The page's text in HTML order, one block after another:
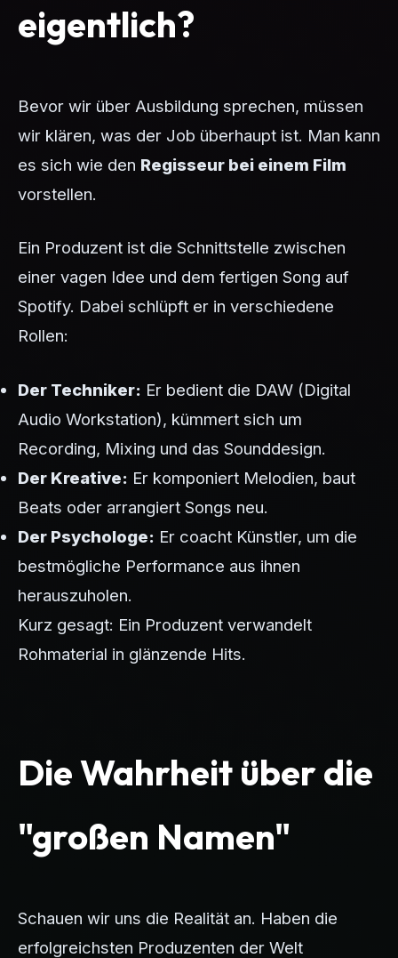
eigentlich?
Bevor wir über Ausbildung sprechen, müssen
wir klären, was der Job überhaupt ist. Man kann
es sich wie den Regisseur bei einem Film
vorstellen.
Ein Produzent ist die Schnittstelle zwischen
einer vagen Idee und dem fertigen Song auf
Spotify. Dabei schlüpft er in verschiedene
Rollen:
Der Techniker: Er bedient die DAW (Digital
Audio Workstation), kümmert sich um
Recording, Mixing und das Sounddesign.
Der Kreative: Er komponiert Melodien, baut
Beats oder arrangiert Songs neu.
Der Psychologe: Er coacht Künstler, um die
bestmögliche Performance aus ihnen
herauszuholen.
Kurz gesagt: Ein Produzent verwandelt
Rohmaterial in glänzende Hits.
Die Wahrheit über die
"großen Namen"
Schauen wir uns die Realität an. Haben die
erfolgreichsten Produzenten der Welt